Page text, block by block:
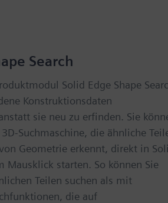
Search
Solid Edge Shape
Konstruktionsdaten
sie neu zu erfinden. Sie
3D-Suchmaschine, die ähnliche
Geometrie erkennt, direkt in
Mausklick starten. So können Sie
Teilen suchen als mit
die auf